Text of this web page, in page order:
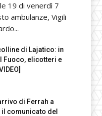
19 di venerdì 7
ambulanze, Vigili
di Lajatico: in
Fuoco, elicotteri e
di Ferrah a
comunicato del